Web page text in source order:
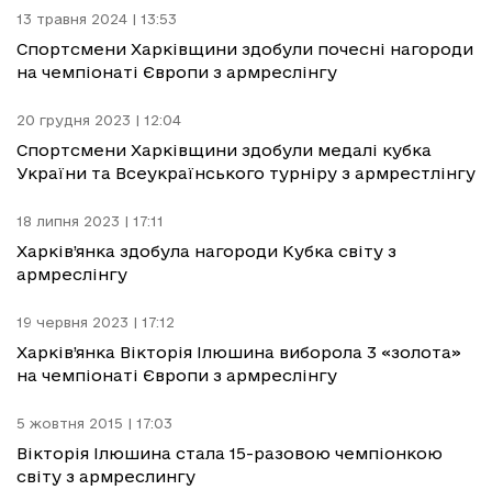
13 травня 2024 | 13:53
Спортсмени Харківщини здобули почесні нагороди
на чемпіонаті Європи з армреслінгу
20 грудня 2023 | 12:04
Спортсмени Харківщини здобули медалі кубка
України та Всеукраїнського турніру з армрестлінгу
18 липня 2023 | 17:11
Харків’янка здобула нагороди Кубка світу з
армреслінгу
19 червня 2023 | 17:12
Харків’янка Вікторія Ілюшина виборола 3 «золота»
на чемпіонаті Європи з армреслінгу
5 жовтня 2015 | 17:03
Вікторія Ілюшина стала 15-разовою чемпіонкою
світу з армреслингу